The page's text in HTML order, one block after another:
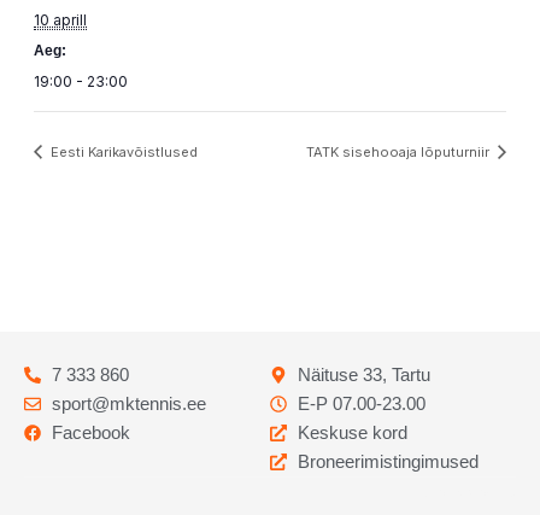
10 aprill
Aeg:
19:00 - 23:00
Eesti Karikavõistlused TATK sisehooaja lõputurniir
7 333 860
sport@mktennis.ee
Facebook
Näituse 33, Tartu
E-P 07.00-23.00
Keskuse kord
Broneerimistingimused